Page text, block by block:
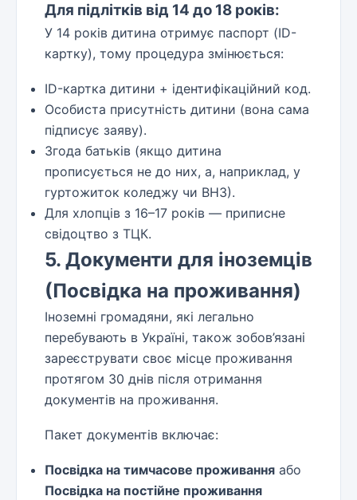
Для підлітків від 14 до 18 років:
У 14 років дитина отримує паспорт (ID-
картку), тому процедура змінюється:
ID-картка дитини + ідентифікаційний код.
Особиста присутність дитини (вона сама
підписує заяву).
Згода батьків (якщо дитина
прописується не до них, а, наприклад, у
гуртожиток коледжу чи ВНЗ).
Для хлопців з 16–17 років — приписне
свідоцтво з ТЦК.
5. Документи для іноземців
(Посвідка на проживання)
Іноземні громадяни, які легально
перебувають в Україні, також зобов’язані
зареєструвати своє місце проживання
протягом 30 днів після отримання
документів на проживання.
Пакет документів включає:
Посвідка на тимчасове проживання або
Посвідка на постійне проживання